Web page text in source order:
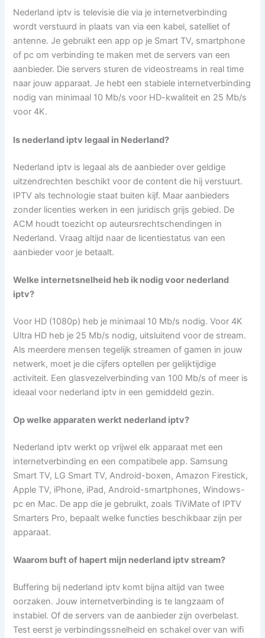
Nederland iptv is televisie die via je internetverbinding
wordt verstuurd in plaats van via een kabel, satelliet of
antenne. Je gebruikt een app op je Smart TV, smartphone
of pc om verbinding te maken met de servers van een
aanbieder. Die servers sturen de videostreams in real time
naar jouw apparaat. Je hebt een stabiele internetverbinding
nodig van minimaal 10 Mb/s voor HD-kwaliteit en 25 Mb/s
voor 4K.
Is nederland iptv legaal in Nederland?
Nederland iptv is legaal als de aanbieder over geldige
uitzendrechten beschikt voor de content die hij verstuurt.
IPTV als technologie staat buiten kijf. Maar aanbieders
zonder licenties werken in een juridisch grijs gebied. De
ACM houdt toezicht op auteursrechtschendingen in
Nederland. Vraag altijd naar de licentiestatus van een
aanbieder voor je betaalt.
Welke internetsnelheid heb ik nodig voor nederland
iptv?
Voor HD (1080p) heb je minimaal 10 Mb/s nodig. Voor 4K
Ultra HD heb je 25 Mb/s nodig, uitsluitend voor de stream.
Als meerdere mensen tegelijk streamen of gamen in jouw
netwerk, moet je die cijfers optellen per gelijktijdige
activiteit. Een glasvezelverbinding van 100 Mb/s of meer is
ideaal voor nederland iptv in een gemiddeld gezin.
Op welke apparaten werkt nederland iptv?
Nederland iptv werkt op vrijwel elk apparaat met een
internetverbinding en een compatibele app. Samsung
Smart TV, LG Smart TV, Android-boxen, Amazon Firestick,
Apple TV, iPhone, iPad, Android-smartphones, Windows-
pc en Mac. De app die je gebruikt, zoals TiViMate of IPTV
Smarters Pro, bepaalt welke functies beschikbaar zijn per
apparaat.
Waarom buft of hapert mijn nederland iptv stream?
Buffering bij nederland iptv komt bijna altijd van twee
oorzaken. Jouw internetverbinding is te langzaam of
instabiel. Of de servers van de aanbieder zijn overbelast.
Test eerst je verbindingssnelheid en schakel over van wifi